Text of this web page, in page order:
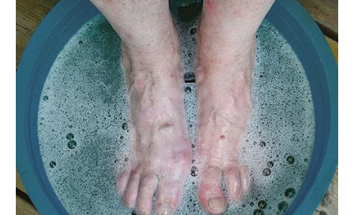
zagrijano vrhnje uz stalno miješanje. Smjesa će
zapjeniti – nastavite miješati dok se potpuno ne
sjedini.
Dodajtemaslac, vaniliju i solte nastavite miješati dok
ne dobijete glatku smjesu.
Ostavite da se ohladi na sobnoj temperaturi.
2. Priprema biskvita:
Na pari otopitemaslac i 190 g čokolade. Ostavite da